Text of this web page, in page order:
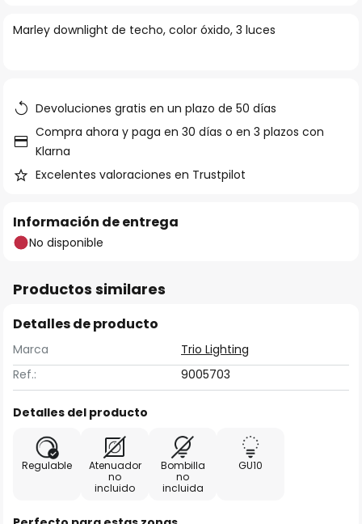
galería
Marley downlight de techo, color óxido, 3 luces
Devoluciones gratis en un plazo de 50 días
Compra ahora y paga en 30 días o en 3 plazos con
Klarna
Excelentes valoraciones en Trustpilot
Información de entrega
No disponible
Productos similares
Detalles de producto
Marca
Trio Lighting
Ref.:
9005703
Detalles del producto
Regulable
Atenuador
no
incluido
Bombilla
no
incluida
GU10